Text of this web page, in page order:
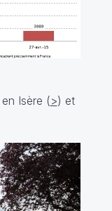
Isère (>) et